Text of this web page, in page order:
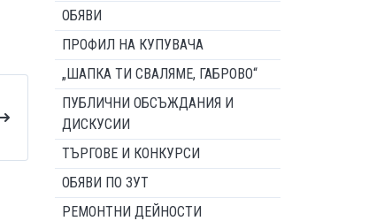
ОБЯВИ
ПРОФИЛ НА КУПУВАЧА
„ШАПКА ТИ СВАЛЯМЕ, ГАБРОВО“
ПУБЛИЧНИ ОБСЪЖДАНИЯ И
ДИСКУСИИ
ТЪРГОВЕ И КОНКУРСИ
ОБЯВИ ПО ЗУТ
РЕМОНТНИ ДЕЙНОСТИ